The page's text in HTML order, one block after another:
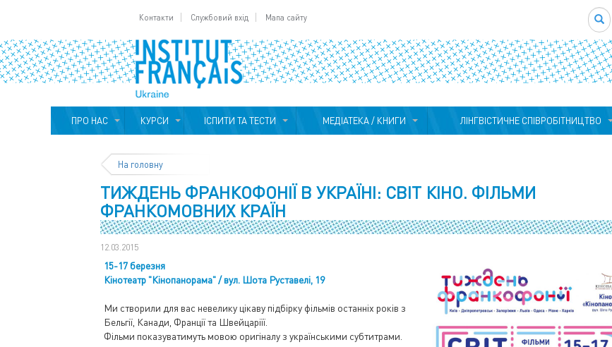
Контакти Службовий вхід Мапа сайту Search
ПРО НАС КУРСИ ІСПИТИ ТА ТЕСТИ МЕДІАТЕКА / КНИГИ ЛІНГВІСТИЧНЕ СПІВРОБІТНИЦТВО
На головну
ТИЖДЕНЬ ФРАНКОФОНІЇ В УКРАЇНІ: СВІТ КІНО. ФІЛЬМИ
ФРАНКОМОВНИХ КРАЇН
12.03.2015
15-17 березня
Кінотеатр "Кінопанорама" / вул. Шота Руставелі, 19
Ми створили для вас невелику цікаву підбірку фільмів останніх років з
Бельгії, Канади, Франції та Швейцаріїї.
Фільми показуватимуть мовою оригіналу з українськими субтитрами.